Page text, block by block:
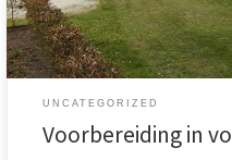
UNCATEGORIZED
Voorbereiding in